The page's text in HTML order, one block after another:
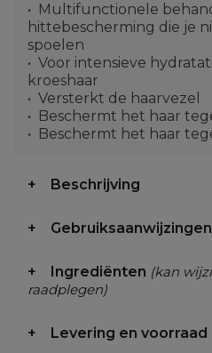
Multifunctionele
hittebescherming die je
spoelen
Voor intensieve
kroeshaar
Versterkt de haarvezel
Beschermt het haar
Beschermt het haar
Beschrijving
Gebruiksaanwijzingen
Ingrediënten (kan
raadplegen)
Levering en voorraad